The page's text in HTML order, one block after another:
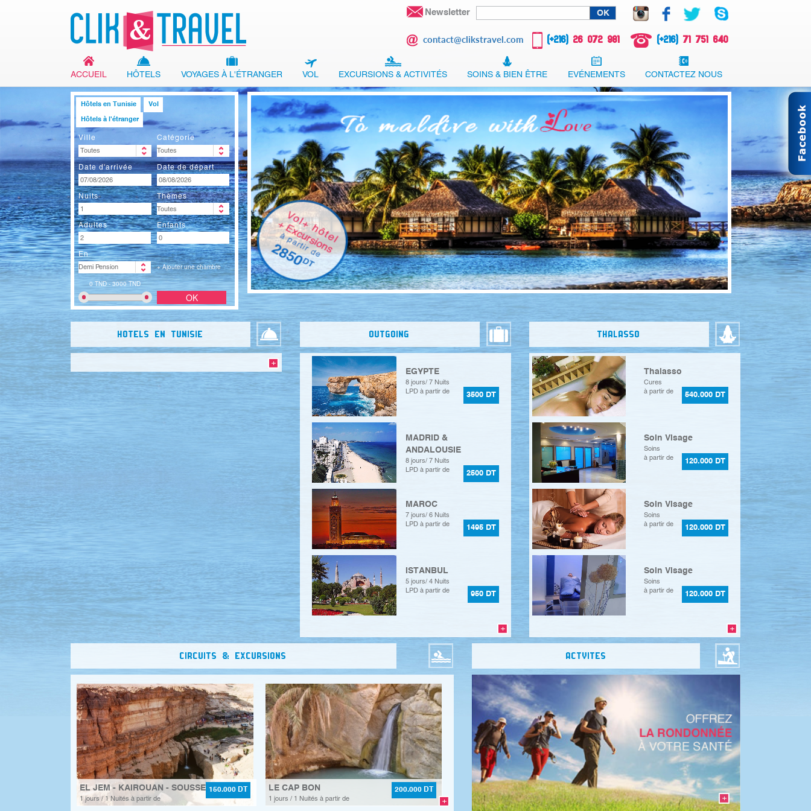
Newsletter
contact@clikstravel.com (+216) 26 072 981 (+216) 71 751 640
ACCUEIL HÔTELS VOYAGES À L'ÉTRANGER VOL EXCURSIONS & ACTIVITÉS SOINS & BIEN ÊTRE EVÉNEMENTS CONTACTEZ NOUS
Hôtels en Tunisie Vol
Hôtels à l'étranger
Ville Catégorie
Date d'arrivée Date de départ
Nuits Thèmes
Adultes Enfants
En
+ Ajouter une chambre
0 TND - 3000 TND
HOTELS EN TUNISIE OUTGOING
EGYPTE
8 jours/ 7 Nuits
LPD à partir de
3500 DT
MADRID &
ANDALOUSIE
8 jours/ 7 Nuits
LPD à partir de
2500 DT
MAROC
7 jours/ 6 Nuits
LPD à partir de
1495 DT
ISTANBUL
5 jours/ 4 Nuits
LPD à partir de
950 DT
THALASSO
Thalasso
Cures
à partir de
540.000 DT
Soin Visage
Soins
à partir de
120.000 DT
Soin Visage
Soins
à partir de
120.000 DT
Soin Visage
Soins
à partir de
120.000 DT
CIRCUITS & EXCURSIONS
EL JEM - KAIROUAN - SOUSSE
1 jours / 1 Nuités à partir de
150.000 DT LE CAP BON
1 jours / 1 Nuités à partir de
200.000 DT
ACTVITES